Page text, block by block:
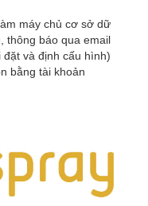
máy chủ cơ sở dữ
thông báo qua email
và định cấu hình)
bằng tài khoản